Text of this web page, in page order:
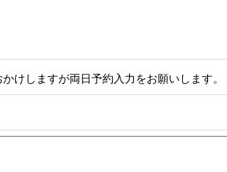
けしますが両日予約入力をお願いします。